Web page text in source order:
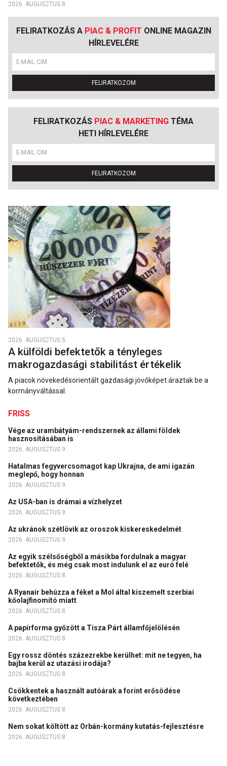
2026. AUGUSZTUS 8.
FELIRATKOZÁS A PIAC & PROFIT ONLINE MAGAZIN
HÍRLEVELÉRE
FELIRATKOZOM
FELIRATKOZÁS PIAC & MARKETING TÉMA
HETI HÍRLEVELÉRE
FELIRATKOZOM
2026. AUGUSZTUS 5.
A külföldi befektetők a tényleges
makrogazdasági stabilitást értékelik
A piacok növekedésorientált gazdasági jövőképet áraztak be a
kormányváltással.
FRISS
Vége az urambátyám-rendszernek az állami földek
hasznosításában is
2026. AUGUSZTUS 9.
Hatalmas fegyvercsomagot kap Ukrajna, de ami igazán
meglepő, hogy honnan
2026. AUGUSZTUS 9.
Az USA-ban is drámai a vízhelyzet
2026. AUGUSZTUS 9.
Az ukránok szétlövik az oroszok kiskereskedelmét
2026. AUGUSZTUS 9.
Az egyik szélsőségből a másikba fordulnak a magyar
befektetők, és még csak most indulunk el az euró felé
2026. AUGUSZTUS 8.
A Ryanair behúzza a féket a Mol által kiszemelt szerbiai
kőolajfinomító miatt
2026. AUGUSZTUS 8.
A papírforma győzött a Tisza Párt államfőjelölésén
2026. AUGUSZTUS 8.
Egy rossz döntés százezrekbe kerülhet: mit ne tegyen, ha
bajba kerül az utazási irodája?
2026. AUGUSZTUS 8.
Csökkentek a használt autóárak a forint erősödése
következtében
2026. AUGUSZTUS 8.
Nem sokat költött az Orbán-kormány kutatás-fejlesztésre
2026. AUGUSZTUS 8.